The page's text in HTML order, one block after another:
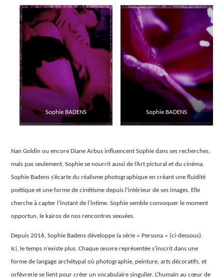
Sophie BADENS Sophie BADENS
Nan Goldin ou encore Diane Arbus influencent Sophie dans ses recherches,
mais pas seulement, Sophie se nourrit aussi de l’Art pictural et du cinéma.
Sophie Badens s’écarte du réalisme photographique en créant une fluidité
poétique et une forme de cinétisme depuis l’intérieur de ses images. Elle
cherche à capter l’instant de l’intime. Sophie semble convoquer le moment
opportun, le kaïros de nos rencontres sexuées.
Depuis 2016, Sophie Badens développe la série « Persona » (ci-dessous).
Ici, le temps n’existe plus. Chaque œuvre représentée s’inscrit dans une
forme de langage archétypal où photographie, peinture, arts décoratifs, et
orfèvrerie se lient pour créer un vocabulaire singulier. L’humain au cœur de